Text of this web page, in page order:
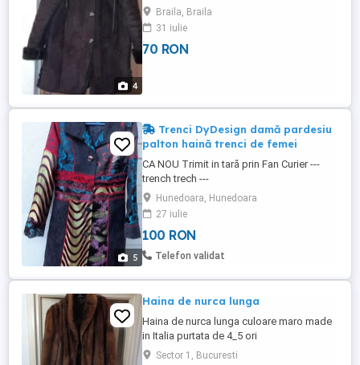
4
Culoare maro inchis. Stare foarte buna.
Model Italian. Marimea 50-52. Pret 70 Lei
Tel.
Braila, Braila
31 iulie
70 RON
5
Trenci DyDesign damă pardesiu
palton haină trenci de femei
CA NOU Trimit in tară prin Fan Curier ---
trench trech ---
Hunedoara, Hunedoara
27 iulie
100 RON
Telefon validat
Haina de nurca lunga
Haina de nurca lunga culoare maro made
in Italia purtata de 4_5 ori
Sector 1, Bucuresti